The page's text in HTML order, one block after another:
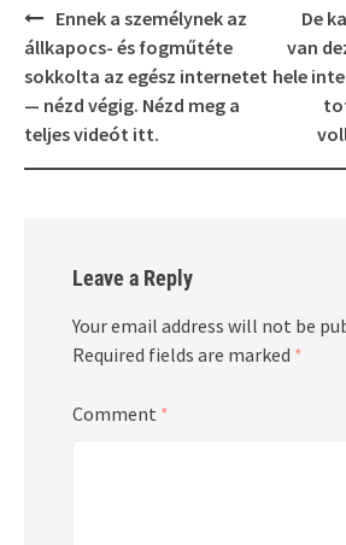
Post
navigation
Ennek a személynek az
állkapocs- és fogműtéte
sokkolta az egész internetet
— nézd végig. Nézd meg a
teljes videót itt.
De
van
hele
Leave a Reply
Your email address will not be
Required fields are marked *
Comment *